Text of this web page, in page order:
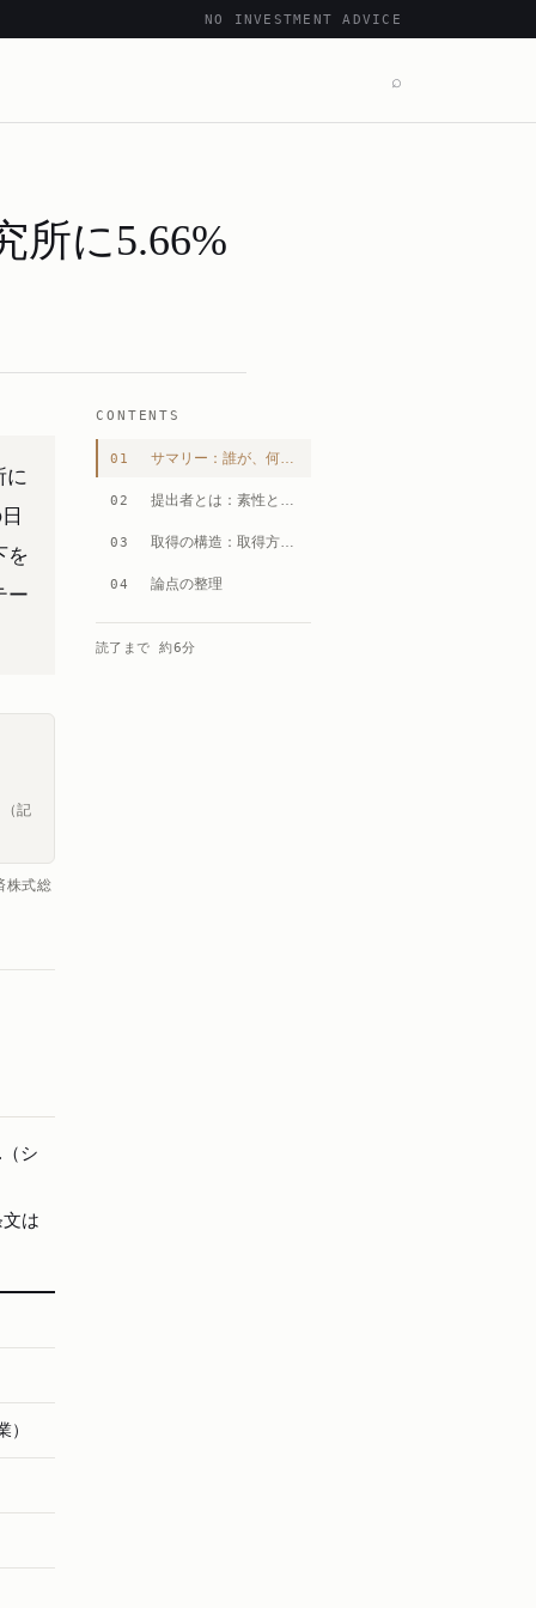
NO INVESTMENT ADVICE
⌕
所に5.66%
CONTENTS
01
02
03
04 論点の整理
読了まで 約6分
に
を
ー
（記
株式総
シ
は